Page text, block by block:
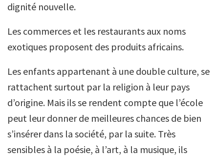
dignité nouvelle.
Les commerces et les restaurants aux noms
exotiques proposent des produits africains.
Les enfants appartenant à une double culture, se
rattachent surtout par la religion à leur pays
d’origine. Mais ils se rendent compte que l’école
peut leur donner de meilleures chances de bien
s’insérer dans la société, par la suite. Très
sensibles à la poésie, à l’art, à la musique, ils